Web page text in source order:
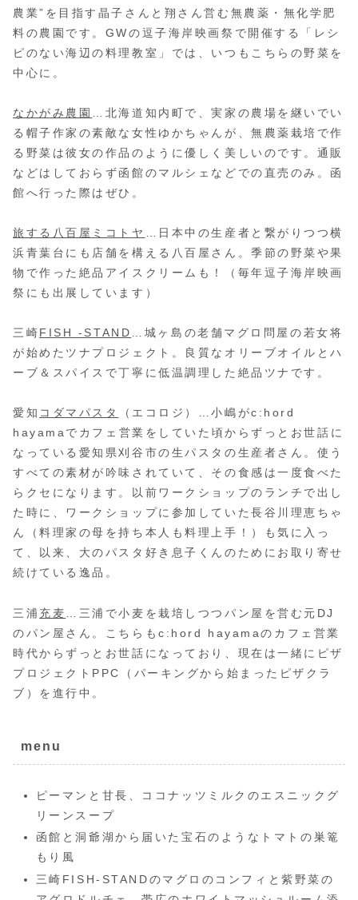
農業”を目指す晶子さんと翔さん営む無農薬・無化学肥
料の農園です。GWの逗子海岸映画祭で開催する「レシ
ピのない海辺の料理教室」では、いつもこちらの野菜を
中心に。
なかがみ農園
…北海道知内町で、実家の農場を継いでい
る帽子作家の素敵な女性ゆかちゃんが、無農薬栽培で作
る野菜は彼女の作品のように優しく美しいのです。通販
などはしておらず函館のマルシェなどでの直売のみ。函
館へ行った際はぜひ。
旅する八百屋ミコトヤ
…日本中の生産者と繋がりつつ横
浜青葉台にも店舗を構える八百屋さん。季節の野菜や果
物で作った絶品アイスクリームも！（毎年逗子海岸映画
祭にも出展しています）
三崎FISH -STAND …城ヶ島の老舗マグロ問屋の若女将
が始めたツナプロジェクト。良質なオリーブオイルとハ
ーブ＆スパイスで丁寧に低温調理した絶品ツナです。
愛知 コダマパスタ
（エコロジ）…小嶋がc:hord
hayamaでカフェ営業をしていた頃からずっとお世話に
なっている愛知県刈谷市の生パスタの生産者さん。使う
すべての素材が吟味されていて、その食感は一度食べた
らクセになります。以前ワークショップのランチで出し
た時に、ワークショップに参加していた長谷川理恵ちゃ
ん（料理家の母を持ち本人も料理上手！）も気に入っ
て、以来、大のパスタ好き息子くんのためにお取り寄せ
続けている逸品。
三浦 充麦
…三浦で小麦を栽培しつつパン屋を営む元DJ
のパン屋さん。こちらもc:hord hayamaのカフェ営業
時代からずっとお世話になっており、現在は一緒にピザ
プロジェクトPPC（パーキングから始まったピザクラ
ブ）を進行中。
menu
ピーマンと甘長、ココナッツミルクのエスニックグ
リーンスープ
函館と洞爺湖から届いた宝石のようなトマトの巣篭
もり風
三崎FISH-STANDのマグロのコンフィと紫野菜の